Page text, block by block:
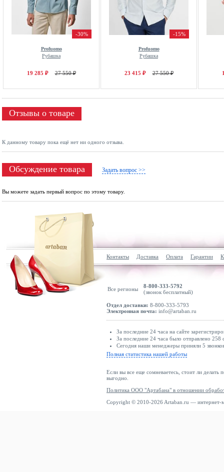
-30%
Profuomo
Рубашка
19 285 ₽ 27 550 ₽
-15%
Profuomo
Рубашка
23 415 ₽ 27 550 ₽
Отзывы о товаре
К данному товару пока ещё нет ни одного отзыва.
Обсуждение товара Задать вопрос >>
Вы можете задать первый вопрос по этому товару.
Контакты Доставка Оплата Гарантии
Все регионы
8-800-333-5792
(звонок бесплатный)
Отдел доставки: 8-800-333-5793
Электронная почта: info@artaban.ru
За последние 24 часа на сайте
За последние 24 часа было отправлено
Сегодня наши менеджеры приняли 5
Полная статистика нашей работы
Если вы все еще сомневаетесь, стоит ли делать
выгодно.
Политика ООО "Артабана" в отношении
Copyright © 2010-2026 Artaban.ru — интернет-